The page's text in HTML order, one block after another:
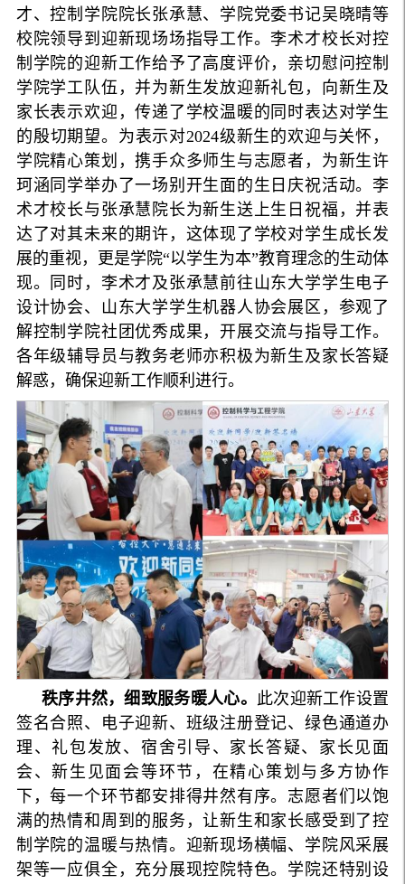
才、控制学院院长张承慧、学院党委书记吴晓晴等
校院领导到迎新现场场指导工作。李术才校长对控
制学院的迎新工作给予了高度评价，亲切慰问控制
学院学工队伍，并为新生发放迎新礼包，向新生及
家长表示欢迎，传递了学校温暖的同时表达对学生
的殷切期望。为表示对2024级新生的欢迎与关怀，
学院精心策划，携手众多师生与志愿者，为新生许
珂涵同学举办了一场别开生面的生日庆祝活动。李
术才校长与张承慧院长为新生送上生日祝福，并表
达了对其未来的期许，这体现了学校对学生成长发
展的重视，更是学院“以学生为本”教育理念的生动体
现。同时，李术才及张承慧前往山东大学学生电子
设计协会、山东大学学生机器人协会展区，参观了
解控制学院社团优秀成果，开展交流与指导工作。
各年级辅导员与教务老师亦积极为新生及家长答疑
解惑，确保迎新工作顺利进行。
秩序井然，细致服务暖人心。 此次迎新工作设置
签名合照、电子迎新、班级注册登记、绿色通道办
理、礼包发放、宿舍引导、家长答疑、家长见面
会、新生见面会等环节，在精心策划与多方协作
下，每一个环节都安排得井然有序。志愿者们以饱
满的热情和周到的服务，让新生和家长感受到了控
制学院的温暖与热情。迎新现场横幅、学院风采展
架等一应俱全，充分展现控院特色。学院还特别设